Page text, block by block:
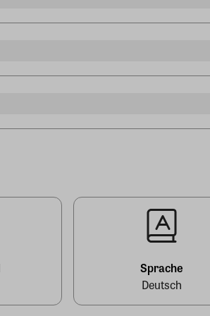
Sprache
Deutsch